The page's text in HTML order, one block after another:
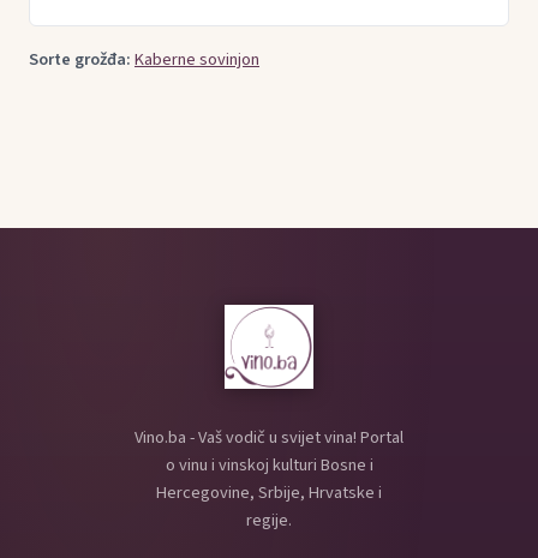
Sorte grožđa:Kaberne sovinjon
Vino.ba - Vaš vodič u svijet vina! Portal
o vinu i vinskoj kulturi Bosne i
Hercegovine, Srbije, Hrvatske i
regije.